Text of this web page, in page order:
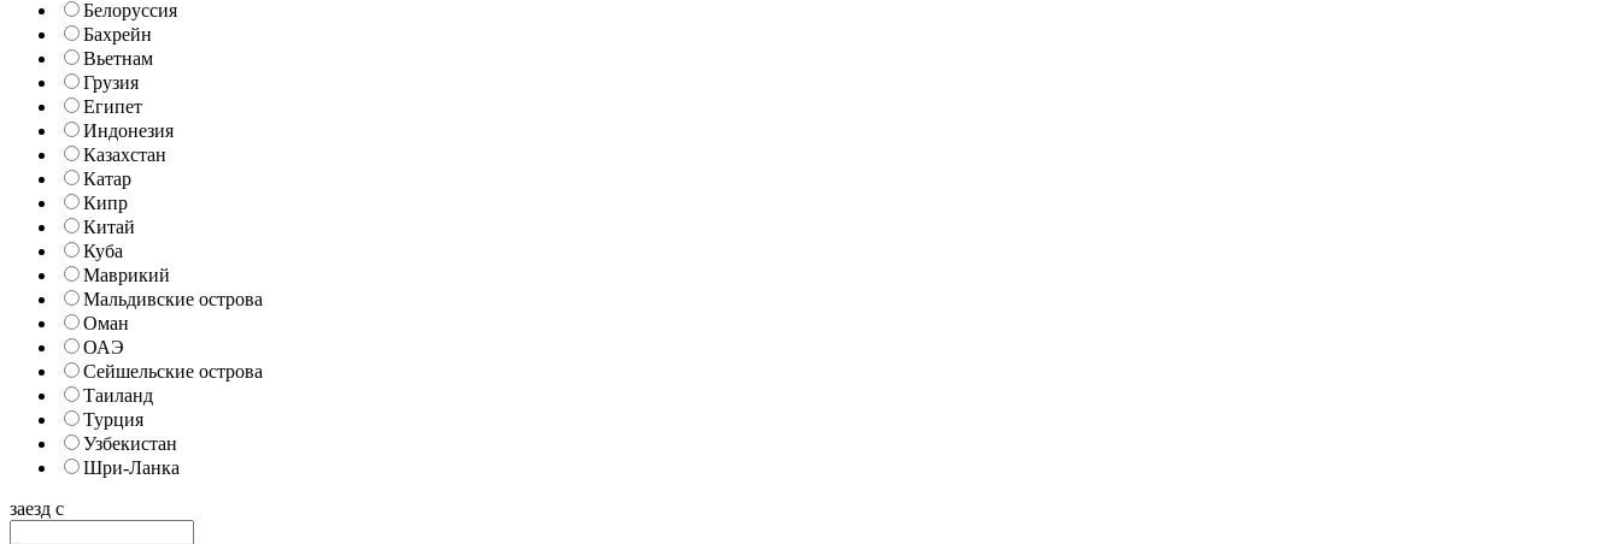
Белоруссия
Бахрейн
Вьетнам
Грузия
Египет
Индонезия
Казахстан
Катар
Кипр
Китай
Куба
Маврикий
Мальдивские острова
Оман
ОАЭ
Сейшельские острова
Таиланд
Турция
Узбекистан
Шри-Ланка
заезд с